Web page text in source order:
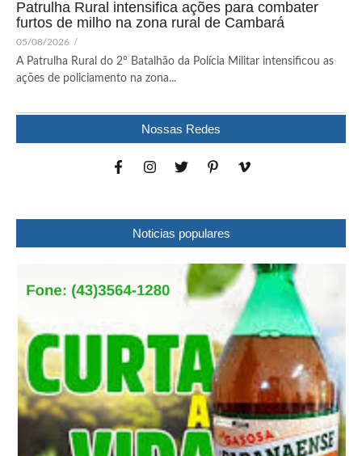
Patrulha Rural intensifica ações para combater
furtos de milho na zona rural de Cambará
05/08/2026 /
A Patrulha Rural do 2º Batalhão da Polícia Militar intensificou as
ações de policiamento na zona...
Nossas Redes
Noticias populares